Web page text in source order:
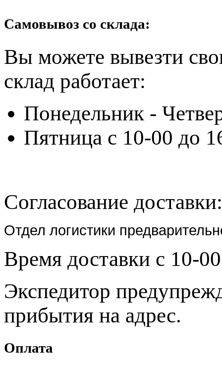
Самовывоз со склада:
Вы можете вывезти
склад работает:
Понедельник -
Пятница с 10-00 до
Согласование доставки:
Отдел логистики
Время доставки с 10-
Экспедитор
прибытия на адрес.
Оплата